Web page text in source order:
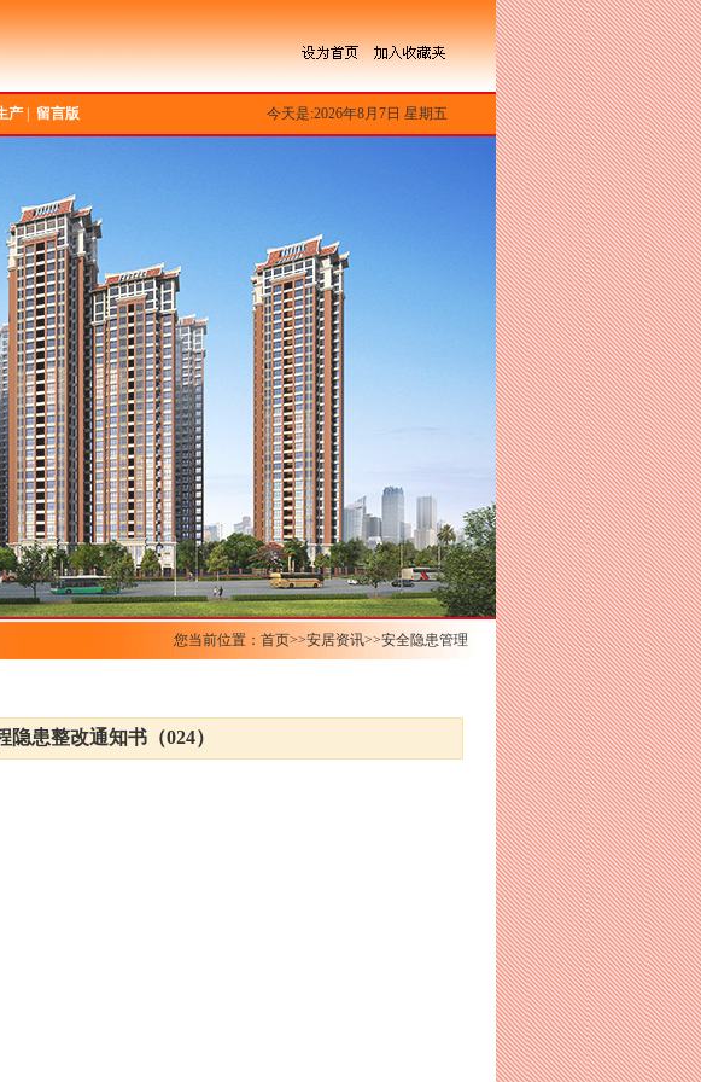
产| 留言版 今天是:2026年8月7日 星期五
您当前位置：首页>>安居资讯>>安全隐患管理
患整改通知书（024）